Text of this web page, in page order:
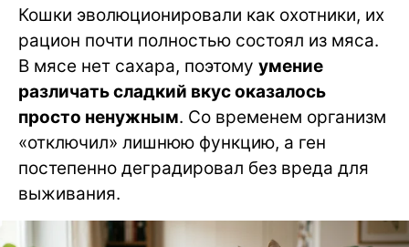
Кошки эволюционировали как охотники, их
рацион почти полностью состоял из мяса.
В мясе нет сахара, поэтому умение
различать сладкий вкус оказалось
просто ненужным. Со временем организм
«отключил» лишнюю функцию, а ген
постепенно деградировал без вреда для
выживания.